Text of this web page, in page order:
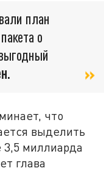
план
о
что
выделить
миллиарда
глава